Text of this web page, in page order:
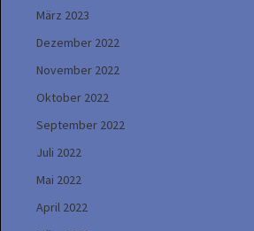
März 2023
Dezember 2022
November 2022
Oktober 2022
September 2022
Juli 2022
Mai 2022
April 2022